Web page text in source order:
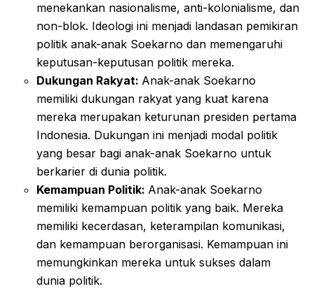
menekankan nasionalisme, anti-kolonialisme, dan
non-blok. Ideologi ini menjadi landasan pemikiran
politik anak-anak Soekarno dan memengaruhi
keputusan-keputusan politik mereka.
Dukungan Rakyat: Anak-anak Soekarno
memiliki dukungan rakyat yang kuat karena
mereka merupakan keturunan presiden pertama
Indonesia. Dukungan ini menjadi modal politik
yang besar bagi anak-anak Soekarno untuk
berkarier di dunia politik.
Kemampuan Politik: Anak-anak Soekarno
memiliki kemampuan politik yang baik. Mereka
memiliki kecerdasan, keterampilan komunikasi,
dan kemampuan berorganisasi. Kemampuan ini
memungkinkan mereka untuk sukses dalam
dunia politik.